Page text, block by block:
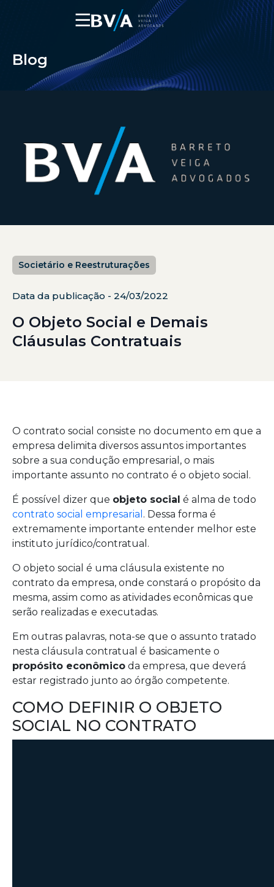
☰
Blog
Societário e Reestruturações
Data da publicação - 24/03/2022
O Objeto Social e Demais
Cláusulas Contratuais
O contrato social consiste no documento em que a
empresa delimita diversos assuntos importantes
sobre a sua condução empresarial, o mais
importante assunto no contrato é o objeto social.
É possível dizer que objeto social é alma de todo
contrato social empresarial . Dessa forma é
extremamente importante entender melhor este
instituto jurídico/contratual.
O objeto social é uma cláusula existente no
contrato da empresa, onde constará o propósito da
mesma, assim como as atividades econômicas que
serão realizadas e executadas.
Em outras palavras, nota-se que o assunto tratado
nesta cláusula contratual é basicamente o
propósito econômico da empresa, que deverá
estar registrado junto ao órgão competente.
COMO DEFINIR O OBJETO
SOCIAL NO CONTRATO